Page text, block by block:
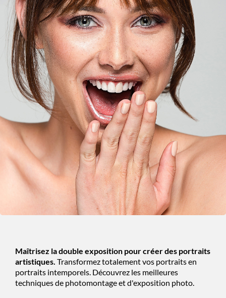
Maîtrisez la double exposition pour créer des portraits
artistiques. Transformez totalement vos portraits en
portraits intemporels. Découvrez les meilleures
techniques de photomontage et d'exposition photo.